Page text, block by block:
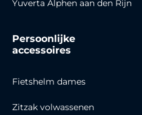
Yuverta Alphen aan den Rijn
Persoonlijke
accessoires
Fietshelm dames
Zitzak volwassenen